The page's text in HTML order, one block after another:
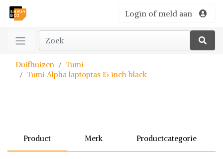
Login of meld aan
Duifhuizen
Tumi
Tumi Alpha laptoptas 15 inch black
Product Merk Productcategorie